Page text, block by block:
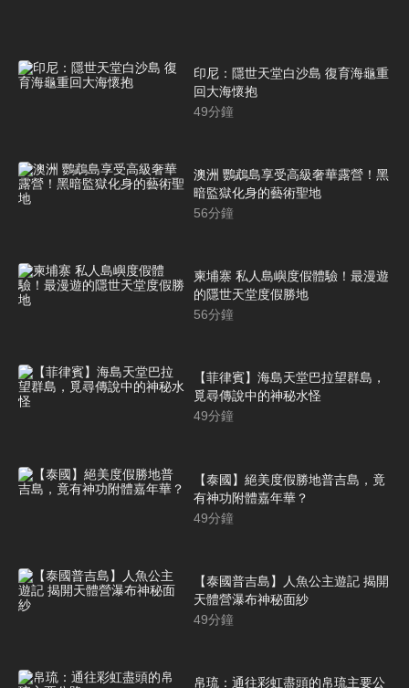
印尼：隱世天堂白沙島 復育海龜重
回大海懷抱
49分鐘
澳洲 鸚鵡島享受高級奢華露營！黑
暗監獄化身的藝術聖地
56分鐘
柬埔寨 私人島嶼度假體驗！最漫遊
的隱世天堂度假勝地
56分鐘
【菲律賓】海島天堂巴拉望群島，
覓尋傳說中的神秘水怪
49分鐘
【泰國】絕美度假勝地普吉島，竟
有神功附體嘉年華？
49分鐘
【泰國普吉島】人魚公主遊記 揭開
天體營瀑布神秘面紗
49分鐘
帛琉：通往彩虹盡頭的帛琉主要公